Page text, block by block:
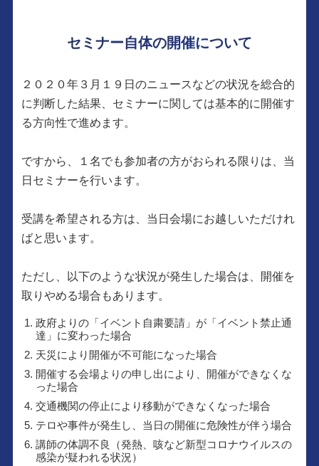
セミナー自体の開催について
２０２０年３月１９日のニュースなどの状況を総合的
に判断した結果、セミナーに関しては基本的に開催す
る方向性で進めます。
ですから、１名でも参加者の方がおられる限りは、当
日セミナーを行います。
受講を希望される方は、当日会場にお越しいただけれ
ばと思います。
ただし、以下のような状況が発生した場合は、開催を
取りやめる場合もあります。
政府よりの「イベント自粛要請」が「イベント禁止通
達」に変わった場合
天災により開催が不可能になった場合
開催する会場よりの申し出により、開催ができなくな
った場合
交通機関の停止により移動ができなくなった場合
テロや事件が発生し、当日の開催に危険性が伴う場合
講師の体調不良（発熱、咳など新型コロナウイルスの
感染が疑われる状況）